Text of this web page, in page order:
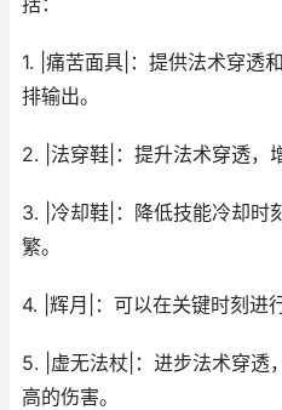
1. |痛苦面具|：提供法术穿透
排输出。
2. |法穿鞋|：提升法术穿透，
3. |冷却鞋|：降低技能冷却时
繁。
4. |辉月|：可以在关键时刻进
5. |虚无法杖|：进步法术穿透
高的伤害。